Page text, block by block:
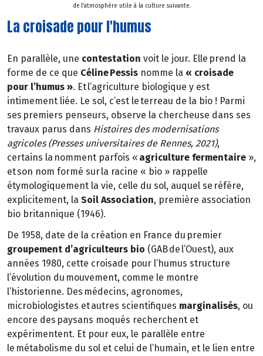
de l’atmosphère utile à la culture suivante.
La croisade pour l'humus
En parallèle, une contestation voit le jour. Elle prend la
forme de ce que Céline Pessis nomme la « croisade
pour l’humus ». Et l’agriculture biologique y est
intimement liée. Le sol, c’est le terreau de la bio ! Parmi
ses premiers penseurs, observe la chercheuse dans ses
travaux parus dans Histoires des modernisations
agricoles (Presses universitaires de Rennes, 2021),
certains la nomment parfois « agriculture fermentaire »,
et son nom formé sur la racine « bio » rappelle
étymologiquement la vie, celle du sol, auquel se réfère,
explicitement, la Soil Association, première association
bio britannique (1946).
De 1958, date de la création en France du premier
groupement d’agriculteurs bio (GAB de l’Ouest), aux
années 1980, cette croisade pour l’humus structure
l’évolution du mouvement, comme le montre
l’historienne. Des médecins, agronomes,
microbiologistes et autres scientifiques marginalisés, ou
encore des paysans moqués recherchent et
expérimentent. Et pour eux, le parallèle entre
le métabolisme du sol et celui de l’humain, et le lien entre